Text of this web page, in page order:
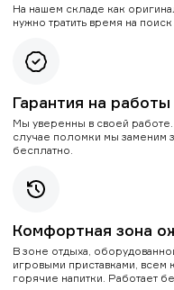
На нашем складе как
нужно тратить время на
Гарантия на работы
Мы уверенны в своей
случае поломки мы заменим
бесплатно.
Комфортная зона
В зоне отдыха,
игровыми приставками, всем
горячие напитки. Работает